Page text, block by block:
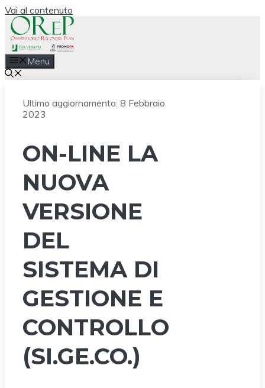
Vai al contenuto
Menu
Ultimo aggiornamento: 8 Febbraio
2023
ON-LINE LA
NUOVA
VERSIONE
DEL
SISTEMA DI
GESTIONE E
CONTROLLO
(SI.GE.CO.)